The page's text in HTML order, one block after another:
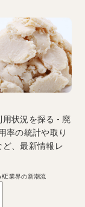
用状況を探る - 廃
率の統計や取り
、最新情報レ
業界の新潮流